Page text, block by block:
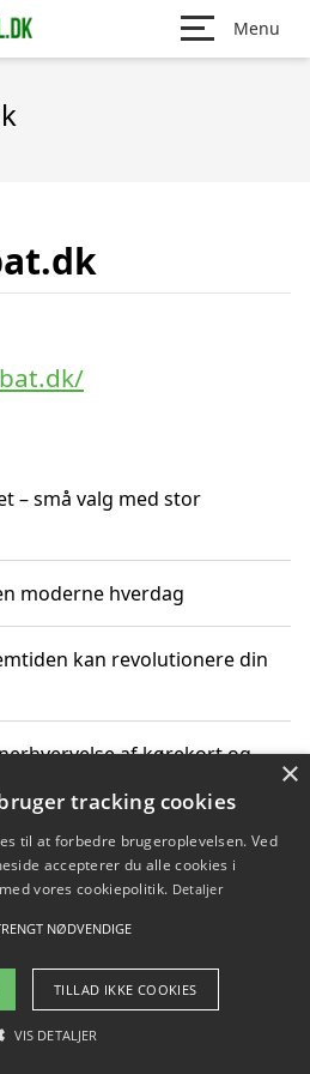
Menu
– små valg med stor
moderne hverdag
kan revolutionere din
af kørekort og
kørsel hos en køreskole i
2026 - Pilanto Aps
×
tracking cookies
til at forbedre brugeroplevelsen. Ved
accepterer du alle cookies i
vores cookiepolitik. Detaljer
NØDVENDIGE
TILLAD IKKE COOKIES
VIS DETALJER